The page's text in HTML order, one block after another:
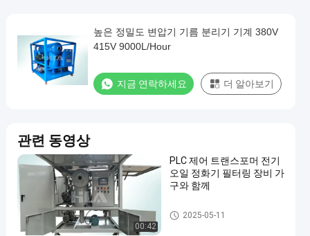
높은 정밀도 변압기 기름 분리기 기계 380V
415V 9000L/Hour
지금 연락하세요 더 알아보기
관련 동영상
00:42
PLC 제어 트랜스포머 전기
오일 정화기 필터링 장비 가
구와 함께
변압기 기름 여과 기계
2025-05-11